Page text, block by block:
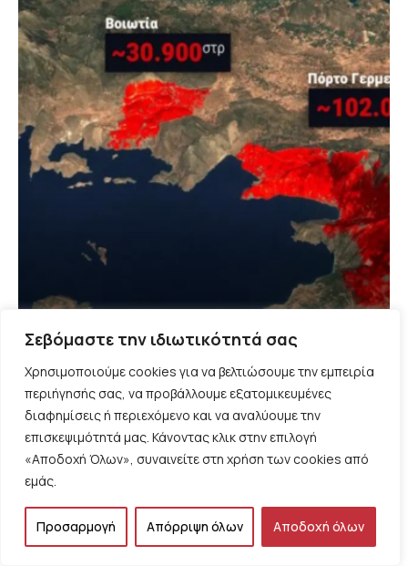
Σεβόμαστε την ιδιωτικότητά σας
Χρησιμοποιούμε cookies για να βελτιώσουμε την εμπειρία
περιήγησής σας, να προβάλλουμε εξατομικευμένες
διαφημίσεις ή περιεχόμενο και να αναλύουμε την
επισκεψιμότητά μας. Κάνοντας κλικ στην επιλογή
«Αποδοχή Όλων», συναινείτε στη χρήση των cookies από
εμάς.
Προσαρμογή Απόρριψη όλων Αποδοχή όλων
ΠΑΡΕΜΒΑΣΕΙΣ
Όχι, δεν ευθύνεται η κλιματική κρίση για τις
πυρκαγιές, του Φάμπιαν Δημητρίου